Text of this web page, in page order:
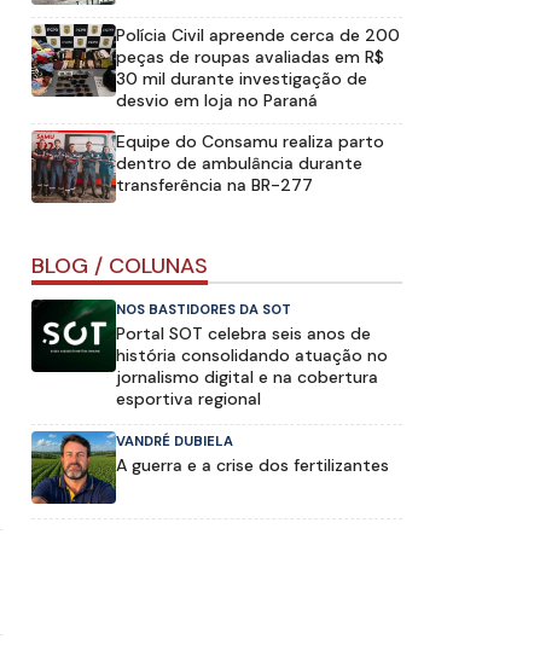
Polícia Civil apreende cerca de 200
peças de roupas avaliadas em R$
30 mil durante investigação de
desvio em loja no Paraná
Equipe do Consamu realiza parto
dentro de ambulância durante
transferência na BR-277
BLOG / COLUNAS
NOS BASTIDORES DA SOT
Portal SOT celebra seis anos de
história consolidando atuação no
jornalismo digital e na cobertura
esportiva regional
VANDRÉ DUBIELA
A guerra e a crise dos fertilizantes